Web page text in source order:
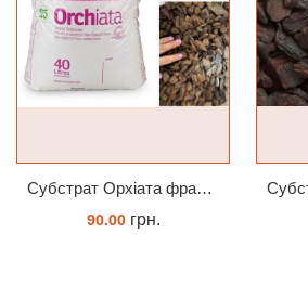
Субстрат Орхіата фракція 9-12мм
90.00грн.